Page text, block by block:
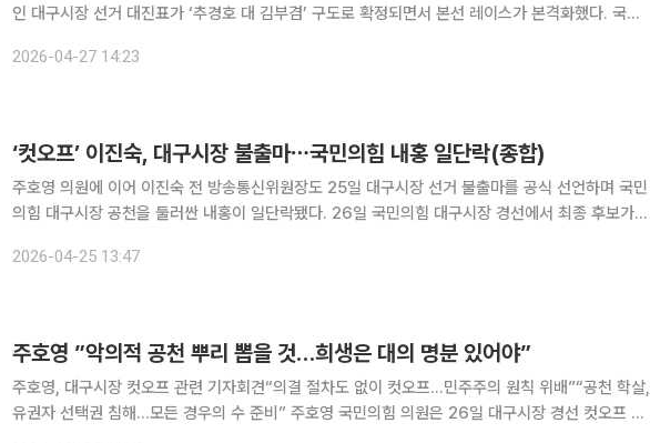
인 대구시장 선거 대진표가 ‘추경호 대 김부겸’ 구도로 확정되면서 본선 레이스가 본격화했다. 국민
갔다. 국민의힘의 대구시장 후보로 확정된 추경호 의원은 27
2026-04-27 14:23
‘컷오프’ 이진숙, 대구시장 불출마⋯국민의힘 내홍 일단락(종합)
주호영 의원에 이어 이진숙 전 방송통신위원장도 25일 대구시장 선거 불출마를 공식 선언하며 국민
의힘 대구시장 공천을 둘러싼 내홍이 일단락됐다. 26일 국민의힘 대구시장 경선에서 최종 후보가
보인다. 갈등의 불씨는 지난달 22일 당 공천관리위원회가 유력 주자였던
2026-04-25 13:47
주호영 ”악의적 공천 뿌리 뽑을 것…희생은 대의 명분 있어야”
주호영, 대구시장 컷오프 관련 기자회견“의결 절차도 없이 컷오프…민주주의 원칙 위배”“공천 학살,
유권자 선택권 침해…모든 경우의 수 준비” 주호영 국민의힘 의원은 26일 대구시장 경선 컷오프 결